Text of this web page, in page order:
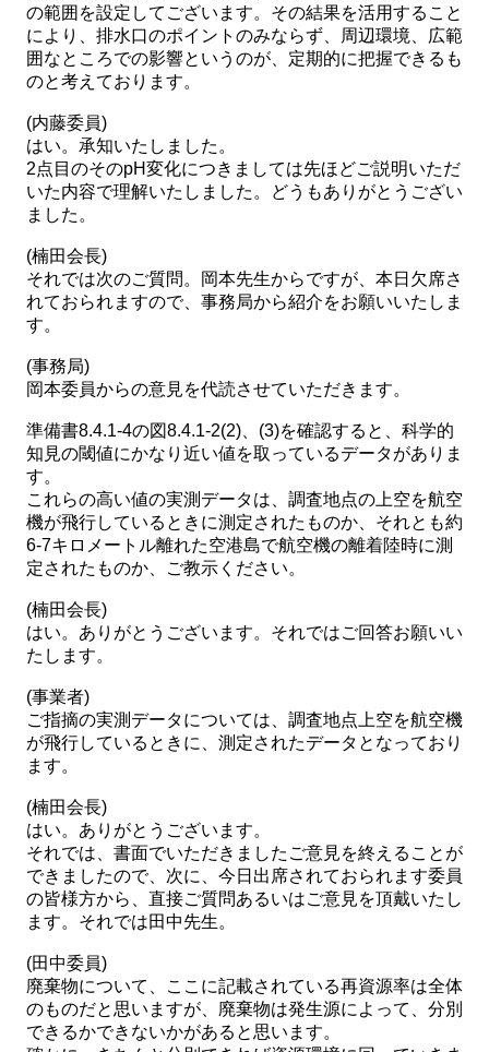
の範囲を設定してございます。その結果を活用すること
により、排水口のポイントのみならず、周辺環境、広範
囲なところでの影響というのが、定期的に把握できるも
のと考えております。
(内藤委員)
はい。承知いたしました。
2点目のそのpH変化につきましては先ほどご説明いただ
いた内容で理解いたしました。どうもありがとうござい
ました。
(楠田会長)
それでは次のご質問。岡本先生からですが、本日欠席さ
れておられますので、事務局から紹介をお願いいたしま
す。
(事務局)
岡本委員からの意見を代読させていただきます。
準備書8.4.1-4の図8.4.1-2(2)、(3)を確認すると、科学的
知見の閾値にかなり近い値を取っているデータがありま
す。
これらの高い値の実測データは、調査地点の上空を航空
機が飛行しているときに測定されたものか、それとも約
6-7キロメートル離れた空港島で航空機の離着陸時に測
定されたものか、ご教示ください。
(楠田会長)
はい。ありがとうございます。それではご回答お願いい
たします。
(事業者)
ご指摘の実測データについては、調査地点上空を航空機
が飛行しているときに、測定されたデータとなっており
ます。
(楠田会長)
はい。ありがとうございます。
それでは、書面でいただきましたご意見を終えることが
できましたので、次に、今日出席されておられます委員
の皆様方から、直接ご質問あるいはご意見を頂戴いたし
ます。それでは田中先生。
(田中委員)
廃棄物について、ここに記載されている再資源率は全体
のものだと思いますが、廃棄物は発生源によって、分別
できるかできないかがあると思います。